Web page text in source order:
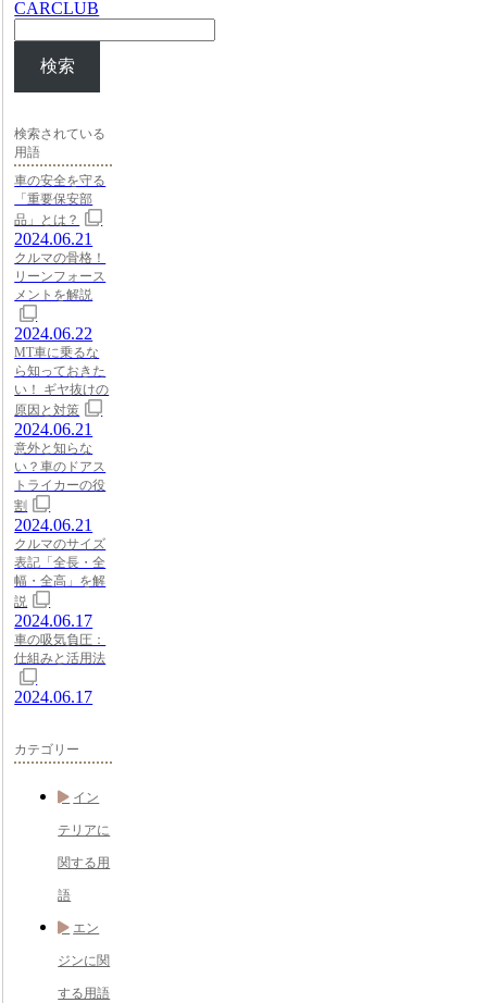
CARCLUB
検索
検索されている
用語
車の安全を守る
「重要保安部
品」とは？
2024.06.21
クルマの骨格！
リーンフォース
メントを解説
2024.06.22
MT車に乗るな
ら知っておきた
い！ ギヤ抜けの
原因と対策
2024.06.21
意外と知らな
い？車のドアス
トライカーの役
割
2024.06.21
クルマのサイズ
表記「全長・全
幅・全高」を解
説
2024.06.17
車の吸気負圧：
仕組みと活用法
2024.06.17
カテゴリー
イン
テリアに
関する用
語
エン
ジンに関
する用語